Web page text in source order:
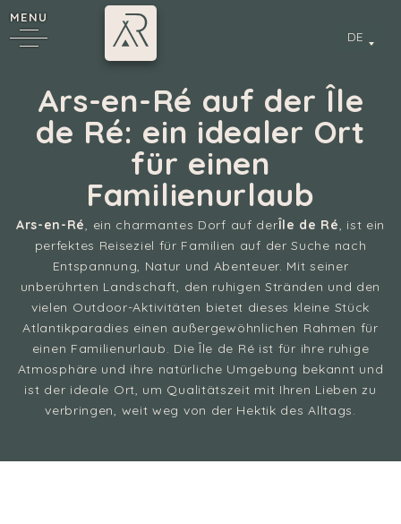
MENU
DE
Ars-en-Ré auf der Île
de Ré: ein idealer Ort
für einen
Familienurlaub
Ars-en-Ré, ein charmantes Dorf auf derÎle de Ré, ist ein
perfektes Reiseziel für Familien auf der Suche nach
Entspannung, Natur und Abenteuer. Mit seiner
unberührten Landschaft, den ruhigen Stränden und den
vielen Outdoor-Aktivitäten bietet dieses kleine Stück
Atlantikparadies einen außergewöhnlichen Rahmen für
einen Familienurlaub. Die Île de Ré ist für ihre ruhige
Atmosphäre und ihre natürliche Umgebung bekannt und
ist der ideale Ort, um Qualitätszeit mit Ihren Lieben zu
verbringen, weit weg von der Hektik des Alltags.